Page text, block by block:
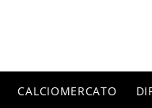
CALCIOMERCATO